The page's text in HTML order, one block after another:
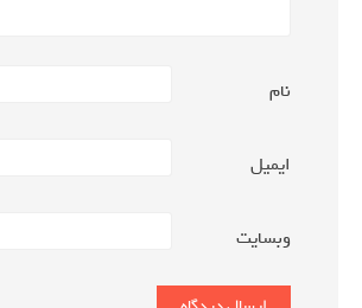
نام
ایمیل
وبسایت